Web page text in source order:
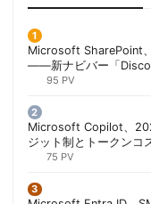
Microsoft SharePoint
——新ナビバー「
胡田昌彦
95 PV
Microsoft Copilot、
ジット制とトークンコ
法 | 胡田昌彦
75 PV